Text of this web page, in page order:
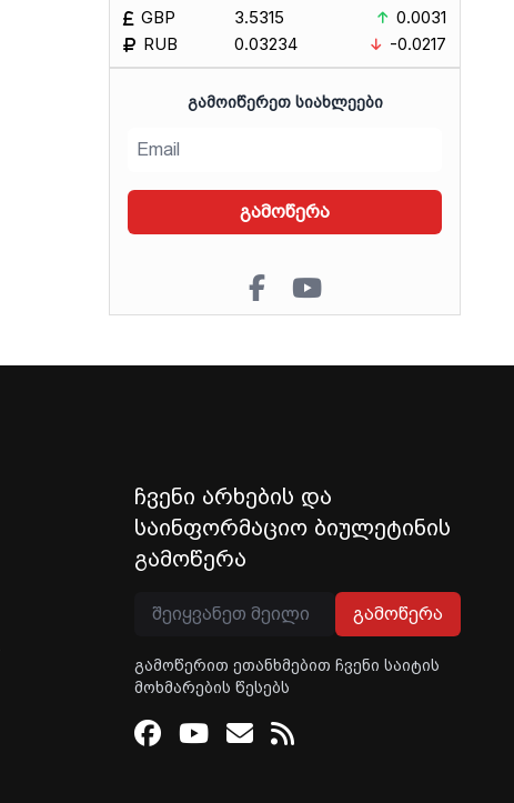
GBP
RUB
3.5315
0.03234
0.0031
-0.0217
ᲒᲐᲛᲝᲘᲬᲔᲠᲔᲗ ᲡᲘᲐᲮᲚᲔᲔᲑᲘ
გამოწერა
ჩვენი არხების და
საინფორმაციო ბიულეტინის
გამოწერა
გამოწერა
გამოწერით ეთანხმებით ჩვენი საიტის
მოხმარების წესებს
Facebook
Youtube
Email
RSS